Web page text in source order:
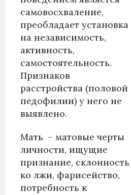
самовосхваление,
преобладает установка
на независимость,
активность,
самостоятельность.
Признаков
расстройства (половой
педофилии) у него не
выявлено.
Мать – матовые черты
личности, ищущие
признание, склонность
ко лжи, фарисейство,
потребность к